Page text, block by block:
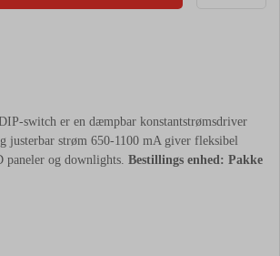
switch er en dæmpbar konstantstrømsdriver
strøm 650-1100 mA giver fleksibel
og downlights. Bestillings enhed: Pakke